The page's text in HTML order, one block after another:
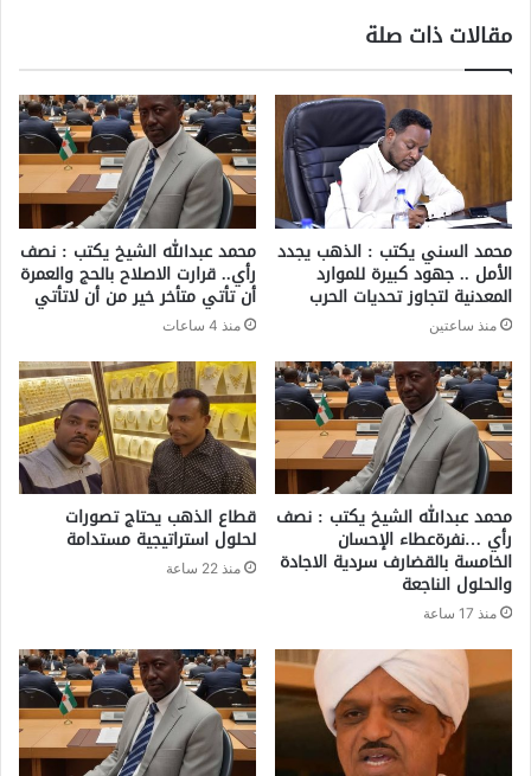
مقالات ذات صلة
محمد السني يكتب : الذهب يجدد
الأمل .. جهود كبيرة للموارد
المعدنية لتجاوز تحديات الحرب
منذ ساعتين
محمد عبدالله الشيخ يكتب : نصف
رأي.. قرارت الاصلاح بالحج والعمرة
أن تأتي متأخر خير من أن لاتأتي
منذ 4 ساعات
محمد عبدالله الشيخ يكتب : نصف
رأي …نفرةعطاء الإحسان
الخامسة بالقضارف سردية الاجادة
والحلول الناجعة
منذ 17 ساعة
قطاع الذهب يحتاج تصورات
لحلول استراتيجية مستدامة
منذ 22 ساعة